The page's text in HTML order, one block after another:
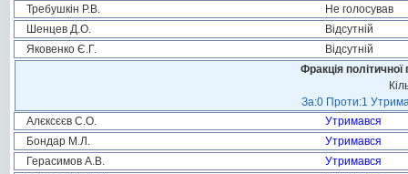
Требушкін Р.В.
Не голосував
Шенцев Д.О.
Відсутній
Яковенко Є.Г.
Відсутній
Фракція
За:0 Проти:1
Алєксєєв С.О.
Утримався
Бондар М.Л.
Утримався
Герасимов А.В.
Утримався